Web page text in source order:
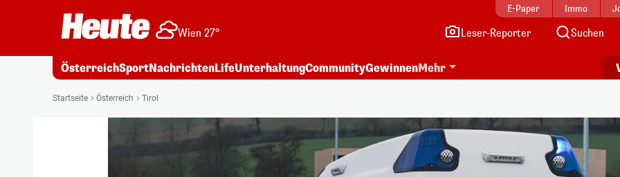
E-Paper Immo
Wien 27° Leser-Reporter Suchen
ÖsterreichSportNachrichtenLifeUnterhaltungCommunityGewinnenMehr
Startseite Österreich Tirol